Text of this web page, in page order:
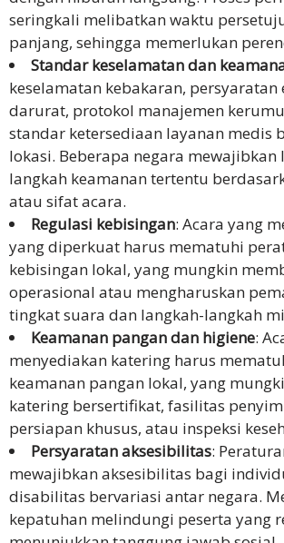
seringkali melibatkan waktu
panjang, sehingga memerlukan
Standar keselamatan dan
keselamatan kebakaran, persyaratan
darurat, protokol manajemen
standar ketersediaan layanan medis
lokasi. Beberapa negara mewajibkan
langkah keamanan tertentu
atau sifat acara.
Regulasi kebisingan: Acara yang
yang diperkuat harus mematuhi
kebisingan lokal, yang mungkin
operasional atau mengharuskan
tingkat suara dan langkah-langkah
Keamanan pangan dan higiene:
menyediakan katering harus
keamanan pangan lokal, yang
katering bersertifikat, fasilitas
persiapan khusus, atau inspeksi
Persyaratan aksesibilitas:
mewajibkan aksesibilitas bagi
disabilitas bervariasi antar negara.
kepatuhan melindungi peserta yang